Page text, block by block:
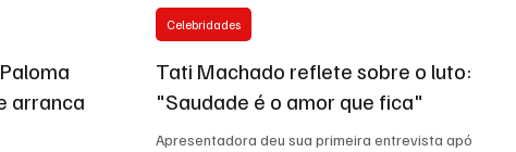
arranca
Tati Machado reflete sobre o luto:
"Saudade é o amor que fica"
Apresentadora deu sua primeira entrevista após
Celebridades